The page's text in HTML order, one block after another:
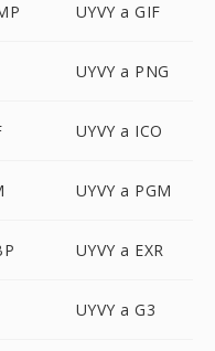
UYVY a GIF
UYVY a PNG
UYVY a ICO
UYVY a PGM
UYVY a EXR
UYVY a G3